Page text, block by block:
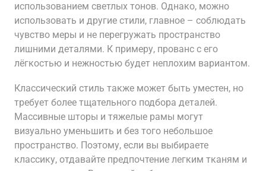
использованием светлых тонов. Однако, можно
использовать и другие стили, главное – соблюдать
чувство меры и не перегружать пространство
лишними деталями. К примеру, прованс с его
лёгкостью и нежностью будет неплохим вариантом.
Классический стиль также может быть уместен, но
требует более тщательного подбора деталей.
Массивные шторы и тяжелые рамы могут
визуально уменьшить и без того небольшое
пространство. Поэтому, если вы выбираете
классику, отдавайте предпочтение легким тканям и